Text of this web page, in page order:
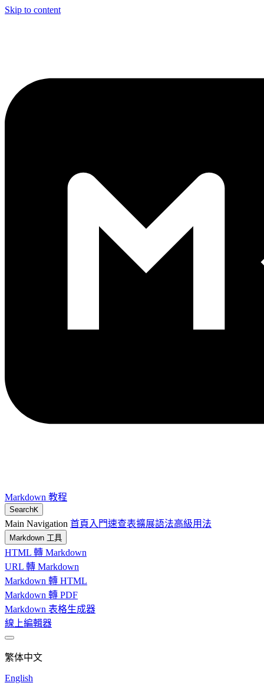
Skip to content
Markdown 教程
SearchK
Main Navigation 首頁 入門速查表擴展語法高級用法
Markdown 工具
HTML 轉 Markdown
URL 轉 Markdown
Markdown 轉 HTML
Markdown 轉 PDF
Markdown 表格生成器
線上編輯器
繁体中文
English